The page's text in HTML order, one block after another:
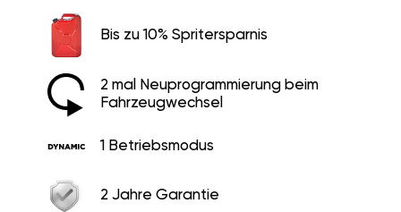
Bis zu 10% Spritersparnis
2 mal Neuprogrammierung beim
Fahrzeugwechsel
1 Betriebsmodus
2 Jahre Garantie